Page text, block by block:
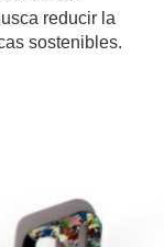
reducir la
sostenibles.